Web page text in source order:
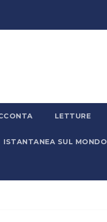
LETTURE
ISTANTANEA SUL MONDO